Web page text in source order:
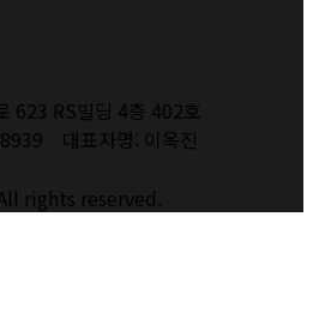
623 RS빌딩 4층 402호
대표자명: 이옥진
rights reserved.